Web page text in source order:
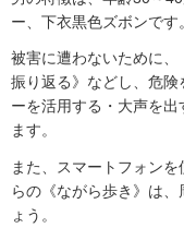
ー、下衣黒色ズボンです。
被害に遭わないために、
振り返る》などし、危
ーを活用する・大声を
ます。
また、スマートフォン
らの《ながら歩き》は
ょう。